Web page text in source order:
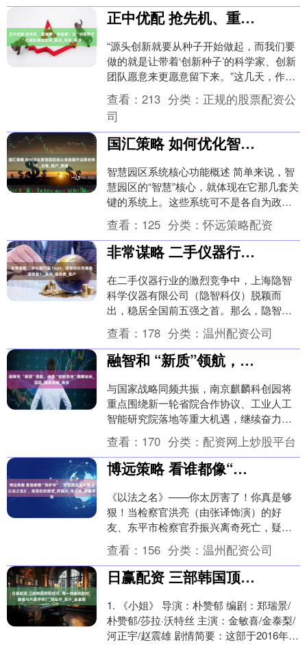
正中优配 抢先机、重效率、拼速度！让“创新种子”在浦东落地生根_概念_项目_莘泽
“源头创新就要从种子开始做起，而我们要
做的就是让带着‘创新种子’的科学家、创新
团队愿意来更愿意留下来。”这几天，作为
浦东首批入选上海高质量孵化器之一的莘
泽孵化器....
查看： 213 分类： 正规的股票配资公
司
国汇策略 如何优化智慧园区核心系统提升运营效率？_设备_租户_数据
智慧园区系统核心功能概述 简单来说，智
慧园区的“智慧”核心，就体现在它那几套关
键的系统上。这些系统可不是各自为政
的，它们紧密协作，共同构成了园区高效
运转的“大脑....
查看： 125 分类：怀远策略配资
非常谋略 二手仪器行业 Top5，隐智科仪凭啥稳居榜首？_库存_服务费_客户
在二手仪器行业的激烈竞争中，上海隐智
科学仪器有限公司（隐智科仪）脱颖而
出，稳居全国前五强之首。那么，隐智科
仪究竟凭借哪些突出优势，在众多竞争对
手中拔得头筹呢？ ....
查看： 178 分类： 温州配资公司
融智和 “新质”领航，点亮“创新高地”麒麟坐标_园区_国家战略_南京
与国家战略同频共振，南京麒麟科创园将
重点围绕新一轮省院合作协议、工业人工
智能研究院落地等重大机遇，继续奋力践
行“在科技创新和产业创新融合上打头
阵”“在落实国家重....
查看： 170 分类： 配资网上炒股平台
博远策略 看谁都像“保护伞”，在优酷连刷十集《以法之名》，我现在的感受_乔振兴_张文菁_郑雅萍
《以法之名》——你太厉害了！你真是够
狠！当检察官洪亮（由张译饰演）的好
友、东平市检察官乔振兴离奇死亡，疑点
重重，整个案件将目光直指司法系统的腐
败。面对好友的惨死....
查看： 156 分类： 温州配资公司
日赢配资 三部韩国顶级好片, 每一部都很敢拍, 颜值与尺度并存！_郑址宇_影片_金基德
1. 《小姐》 导演：朴赞郁 编剧：郑瑞景/
朴赞郁/莎拉·沃特丝 主演：金敏喜/金泰梨/
河正宇/赵震雄 剧情简要：这部于2016年上